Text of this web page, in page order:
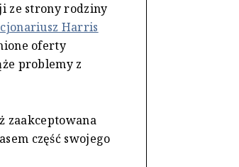
ze strony rodziny
Harris
oferty
problemy z
zaakceptowana
część swojego